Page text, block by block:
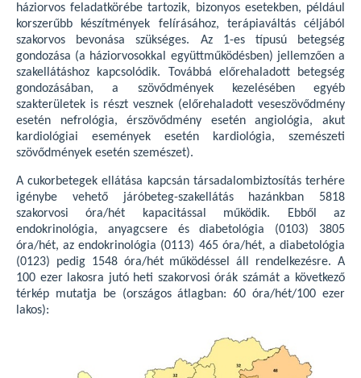
háziorvos feladatkörébe tartozik, bizonyos esetekben, például
korszerűbb készítmények felírásához, terápiaváltás céljából
szakorvos bevonása szükséges. Az 1-es típusú betegség
gondozása (a háziorvosokkal együttműködésben) jellemzően a
szakellátáshoz kapcsolódik. Továbbá előrehaladott betegség
gondozásában, a szövődmények kezelésében egyéb
szakterületek is részt vesznek (előrehaladott veseszövődmény
esetén nefrológia, érszövődmény esetén angiológia, akut
kardiológiai események esetén kardiológia, szemészeti
szövődmények esetén szemészet).
A cukorbetegek ellátása kapcsán társadalombiztosítás terhére
igénybe vehető járóbeteg-szakellátás hazánkban 5818
szakorvosi óra/hét kapacitással működik. Ebből az
endokrinológia, anyagcsere és diabetológia (0103) 3805
óra/hét, az endokrinológia (0113) 465 óra/hét, a diabetológia
(0123) pedig 1548 óra/hét működéssel áll rendelkezésre. A
100 ezer lakosra jutó heti szakorvosi órák számát a következő
térkép mutatja be (országos átlagban: 60 óra/hét/100 ezer
lakos):